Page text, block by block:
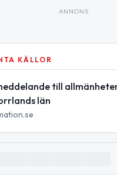
ANNONS
KÄLLOR
till
län